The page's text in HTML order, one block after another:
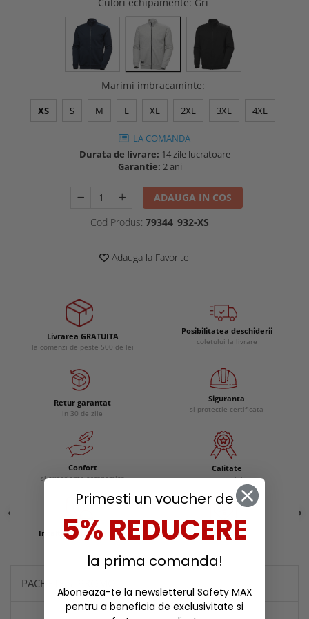
Echipamente specializate
Echipamente muncitori ferma
Echipamente veterinari
Echipamente mulgatori
Echipamente trimeri ongloane
Masti protectie
Casti si antifoane protectie
Marimi imbracaminte:
XS S M L XL 2XL 3XL 4XL
LA COMANDA
Durata de livrare: 14 zile lucratoare
Garantie: 2 ani
ADAUGA IN COS
Cod Produs: 79344_932-XS
Adauga la Favorite
Livrarea GRATUITA
la comenzi de peste 500 de lei
Posibilitatea deschiderii
coletului la livrare
Retur garantat
in 30 de zile
Siguranta
si protectie certificata
Confort
si experienta ergonomica
Calitate
remarcabila
Incaltaminte protectie Reduceri
PACHETE SI PROMOTII
Primesti un voucher de
5% REDUCERE
la prima comanda!
Aboneaza-te la newsletterul Safety MAX
pentru a beneficia de exclusivitate si